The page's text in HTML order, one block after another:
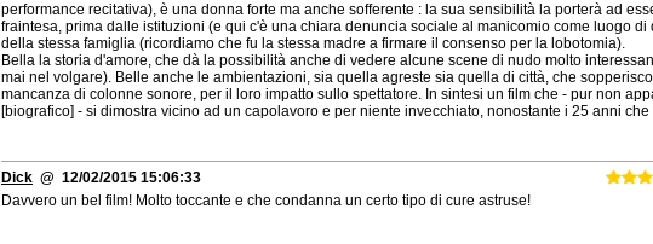
performance recitativa), è una donna forte ma anche sofferente : la sua sensibilità la porterà ad
fraintesa, prima dalle istituzioni (e qui c'è una chiara denuncia sociale al manicomio come luogo di
della stessa famiglia (ricordiamo che fu la stessa madre a firmare il consenso per la lobotomia).
Bella la storia d'amore, che dà la possibilità anche di vedere alcune scene di nudo molto
mai nel volgare). Belle anche le ambientazioni, sia quella agreste sia quella di città, che
mancanza di colonne sonore, per il loro impatto sullo spettatore. In sintesi un film che - pur non
[biografico] - si dimostra vicino ad un capolavoro e per niente invecchiato, nonostante i 25 anni
Dick @ 12/02/2015 15:06:33
Davvero un bel film! Molto toccante e che condanna un certo tipo di cure astruse!